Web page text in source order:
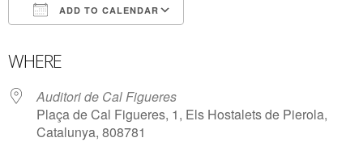
ADD TO CALENDAR
WHERE
Auditori de Cal Figueres
Plaça de Cal Figueres, 1, Els Hostalets de Pierola,
Catalunya, 808781